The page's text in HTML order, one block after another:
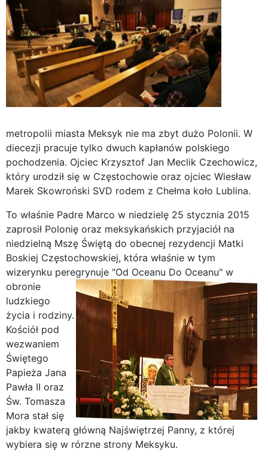
metropolii miasta Meksyk nie ma zbyt dużo Polonii. W
diecezji pracuje tylko dwuch kapłanów polskiego
pochodzenia. Ojciec Krzysztof Jan Meclik Czechowicz,
który urodził się w Częstochowie oraz ojciec Wiesław
Marek Skowroński SVD rodem z Chełma koło Lublina.
To właśnie Padre Marco w niedzielę 25 stycznia 2015
zaprosił Polonię oraz meksykańskich przyjaciół na
niedzielną Mszę Świętą do obecnej rezydencji Matki
Boskiej Częstochowskiej, która właśnie w tym
wizerynku peregrynuje "Od Oceanu Do Oceanu" w
obronie
ludzkiego
życia i rodziny.
Kościół pod
wezwaniem
Świętego
Papieża Jana
Pawła II oraz
Św. Tomasza
Mora stał się
jakby kwaterą główną Najświętrzej Panny, z której
wybiera się w rórzne strony Meksyku.